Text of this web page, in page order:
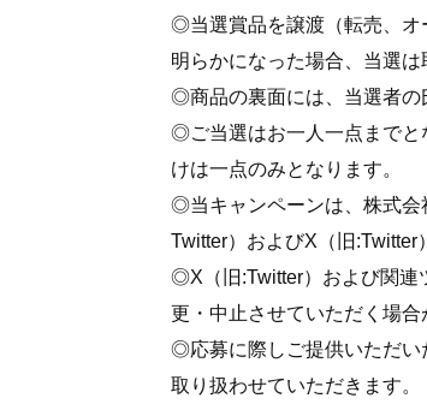
◎当選賞品を譲渡（転売、オ
明らかになった場合、当選
◎商品の裏面には、当選者の
◎ご当選はお一人一点までと
けは一点のみとなります。
◎当キャンペーンは、株式会
Twitter）およびX（旧:Twitter
◎X（旧:Twitter）および関連
更・中止させていただく場合
◎応募に際しご提供いただい
取り扱わせていただきます。